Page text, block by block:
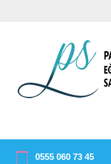
0555 060 73 45